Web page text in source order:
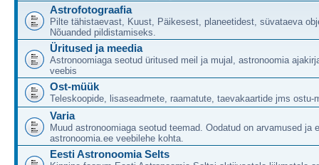
Astrofotograafia
Pilte tähistaevast, Kuust, Päikesest, planeetidest, süvataeva
Nõuanded pildistamiseks.
Üritused ja meedia
Astronoomiaga seotud üritused meil ja mujal, astronoomia
veebis
Ost-müük
Teleskoopide, lisaseadmete, raamatute, taevakaartide jms ostu-
Varia
Muud astronoomiaga seotud teemad. Oodatud on arvamused ja
astronoomia.ee veebilehe kohta.
Eesti Astronoomia Selts